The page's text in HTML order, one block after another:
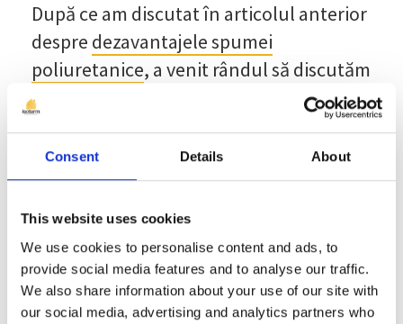
Consent Details About
This website uses cookies
We use cookies to personalise content and ads, to
provide social media features and to analyse our traffic.
We also share information about your use of our site with
our social media, advertising and analytics partners who
După ce am discutat în articolul anterior
despre dezavantajele spumei
poliuretanice, a venit rândul să discutăm
și despre avantajele spumei
Izolarea termică a locuințelor a devenit
zilelor noastre, deoarece în contextul
temperaturilor tot mai extreme avem
nevoie de o protecție eficientă la nivelul
caselor, care să ne ofere confort termic.